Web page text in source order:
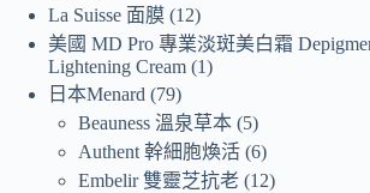
La Suisse 面膜 12
美國 MD Pro 專業淡斑美白霜
Lightening Cream 1
日本Menard
79
Beauness 溫泉草本 5
Authent 幹細胞煥活 6
Embelir 雙靈芝抗老 12